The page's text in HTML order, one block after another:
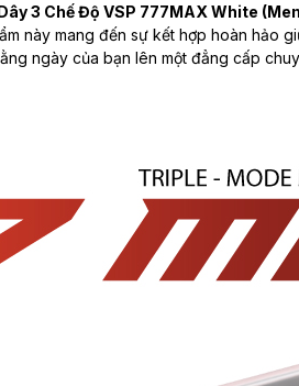
3 Chế Độ VSP 777MAX White
này mang đến sự kết hợp hoàn hảo
ngày của bạn lên một đẳng cấp